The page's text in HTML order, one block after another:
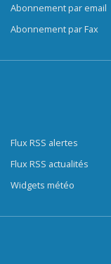
Abonnement par email
Abonnement par Fax
Flux RSS alertes
Flux RSS actualités
Widgets météo